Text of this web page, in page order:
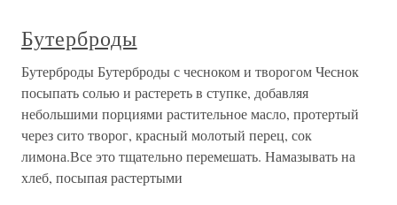
Бутерброды
Бутерброды Бутерброды с чесноком и творогом Чеснок
посыпать солью и растереть в ступке, добавляя
небольшими порциями растительное масло, протертый
через сито творог, красный молотый перец, сок
лимона.Все это тщательно перемешать. Намазывать на
хлеб, посыпая растертыми